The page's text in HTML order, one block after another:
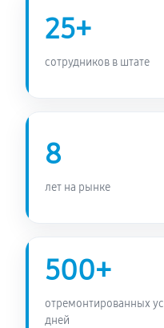
25+
сотрудников в штате
8
лет на рынке
500+
отремонтированных
дней